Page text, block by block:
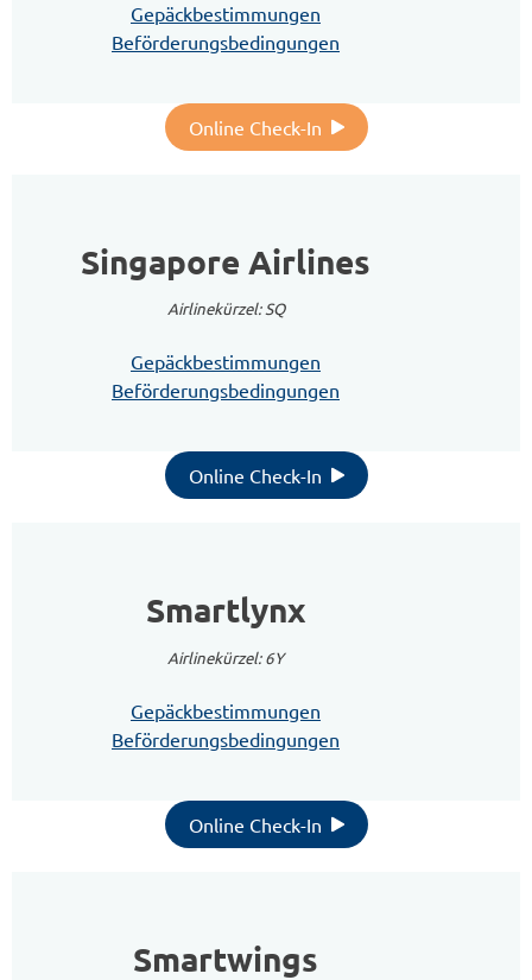
Gepäckbestimmungen
Beförderungsbedingungen
Online Check-In
Singapore Airlines
Airlinekürzel: SQ
Gepäckbestimmungen
Beförderungsbedingungen
Online Check-In
Smartlynx
Airlinekürzel: 6Y
Gepäckbestimmungen
Beförderungsbedingungen
Online Check-In
Smartwings